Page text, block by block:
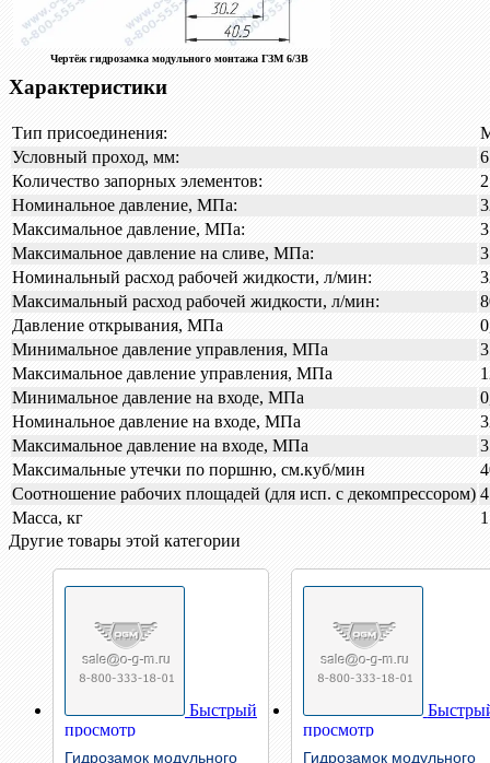
Чертёж гидрозамка модульного монтажа ГЗМ 6/3В
Характеристики
Тип присоединения:
Условный проход, мм:
6
Количество запорных элементов:
2
Номинальное давление, МПа:
Максимальное давление, МПа:
Максимальное давление на сливе, МПа:
Номинальный расход рабочей жидкости, л/мин:
Максимальный расход рабочей жидкости, л/мин:
Давление открывания, МПа
Минимальное давление управления, МПа
Максимальное давление управления, МПа
Минимальное давление на входе, МПа
Номинальное давление на входе, МПа
Максимальное давление на входе, МПа
Максимальные утечки по поршню, см.куб/мин
Соотношение рабочих площадей (для исп. с декомпрессором)
Масса, кг
Другие товары этой категории
Быстрый
просмотр
Гидрозамок модульного
просмотр
Гидрозамок модульного